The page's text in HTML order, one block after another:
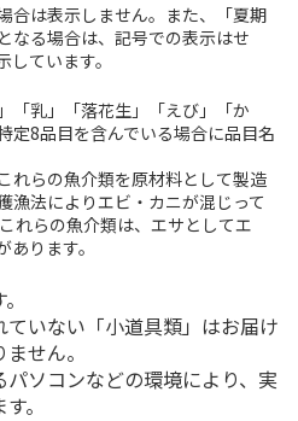
合は表示しません。また、「夏期
なる場合は、記号での表示はせ
ています。
「乳」「落花生」「えび」「か
定8品目を含んでいる場合に品目名
れらの魚介類を原材料として製造
漁法によりエビ・カニが混じって
れらの魚介類は、エサとしてエ
ります。
いない「小道具類」はお届け
せん。
ソコンなどの環境により、実
。